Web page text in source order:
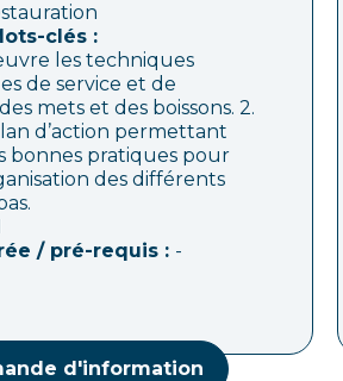
clés :
les techniques
de service et de
mets et des boissons. 2.
d’action permettant
bonnes pratiques pour
des différents
/ pré-requis : -
d'information